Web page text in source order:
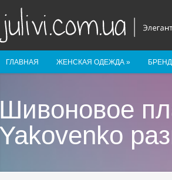
ГЛАВНАЯ ЖЕНСКАЯ ОДЕЖДА »